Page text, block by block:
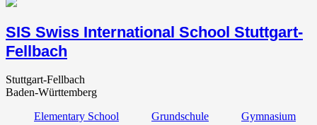
SIS Swiss International School Stuttgart-
Fellbach
Stuttgart-Fellbach
Baden-Württemberg
Elementary School
Grundschule
Gymnasium